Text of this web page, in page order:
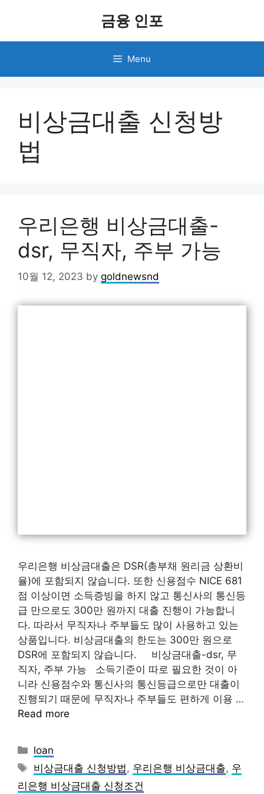
금융 인포
Menu
비상금대출 신청방
법
우리은행 비상금대출-
dsr, 무직자, 주부 가능
10월 12, 2023 by goldnewsnd
우리은행 비상금대출은 DSR(총부채 원리금 상환비
율)에 포함되지 않습니다. 또한 신용점수 NICE 681
점 이상이면 소득증빙을 하지 않고 통신사의 통신등
급 만으로도 300만 원까지 대출 진행이 가능합니
다. 따라서 무직자나 주부들도 많이 사용하고 있는
상품입니다. 비상금대출의 한도는 300만 원으로
DSR에 포함되지 않습니다. 비상금대출-dsr, 무
직자, 주부 가능 소득기준이 따로 필요한 것이 아
니라 신용점수와 통신사의 통신등급으로만 대출이
진행되기 때문에 무직자나 주부들도 편하게 이용 …
Read more
Categories
loan
Tags
비상금대출 신청방법 , 우리은행 비상금대출, 우
리은행 비상금대출 신청조건